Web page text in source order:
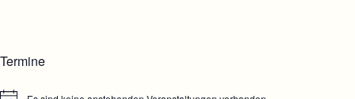
Termine